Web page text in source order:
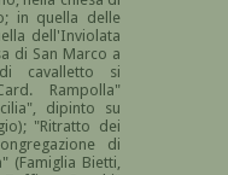
in quella delle
dell'Inviolata
di San Marco a
cavalletto si
Rampolla"
dipinto su
"Ritratto dei
di
(Famiglia Bietti,